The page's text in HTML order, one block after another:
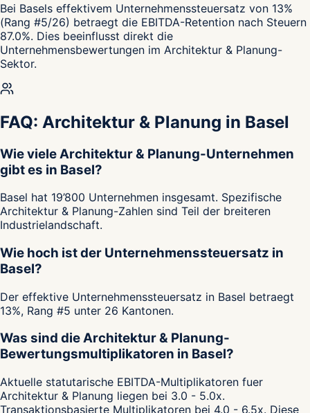
Bei Basels effektivem Unternehmenssteuersatz von 13%
(Rang #5/26) betraegt die EBITDA-Retention nach Steuern
87.0%. Dies beeinflusst direkt die
Unternehmensbewertungen im Architektur & Planung-
Sektor.
FAQ: Architektur & Planung in Basel
Wie viele Architektur & Planung-Unternehmen
gibt es in Basel?
Basel hat 19’800 Unternehmen insgesamt. Spezifische
Architektur & Planung-Zahlen sind Teil der breiteren
Industrielandschaft.
Wie hoch ist der Unternehmenssteuersatz in
Basel?
Der effektive Unternehmenssteuersatz in Basel betraegt
13%, Rang #5 unter 26 Kantonen.
Was sind die Architektur & Planung-
Bewertungsmultiplikatoren in Basel?
Aktuelle statutarische EBITDA-Multiplikatoren fuer
Architektur & Planung liegen bei 3.0 - 5.0x.
Transaktionsbasierte Multiplikatoren bei 4.0 - 6.5x. Diese